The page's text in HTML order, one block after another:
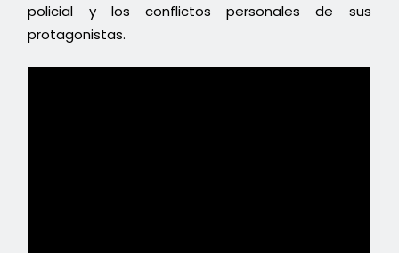
policial y los conflictos personales de sus
protagonistas.